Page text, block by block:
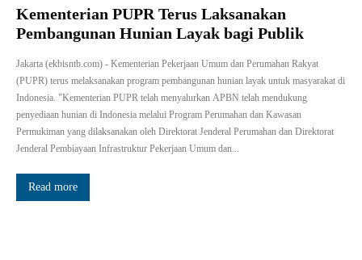
Kementerian PUPR Terus Laksanakan
Pembangunan Hunian Layak bagi Publik
Jakarta (ekbisntb.com) - Kementerian Pekerjaan Umum dan Perumahan Rakyat
(PUPR) terus melaksanakan program pembangunan hunian layak untuk masyarakat di
Indonesia. "Kementerian PUPR telah menyalurkan APBN telah mendukung
penyediaan hunian di Indonesia melalui Program Perumahan dan Kawasan
Permukiman yang dilaksanakan oleh Direktorat Jenderal Perumahan dan Direktorat
Jenderal Pembiayaan Infrastruktur Pekerjaan Umum dan...
Read more